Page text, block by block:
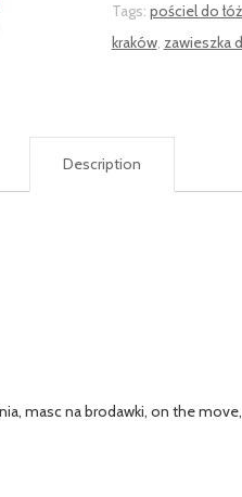
Tags: pościel do
kraków, zawieszka
Description
masc na brodawki, on the